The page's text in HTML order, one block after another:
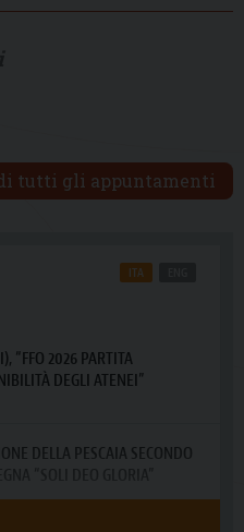
tutti gli appuntamenti